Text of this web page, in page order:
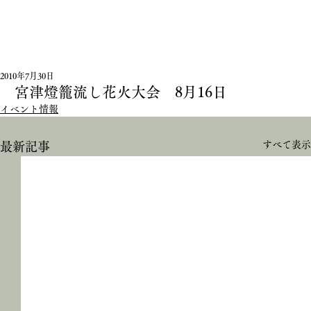
宮津燈籠流し花火大会 8月16日
2010年7月30日
イベント情報
最新記事 すべて表示